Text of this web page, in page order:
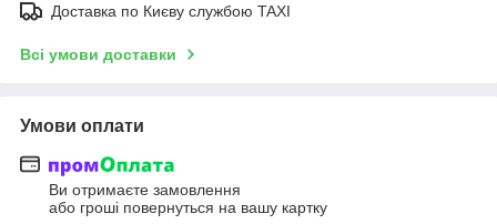
Доставка по Києву службою TAXI
Всі умови доставки
Умови оплати
Ви отримаєте замовлення
або гроші повернуться на вашу картку